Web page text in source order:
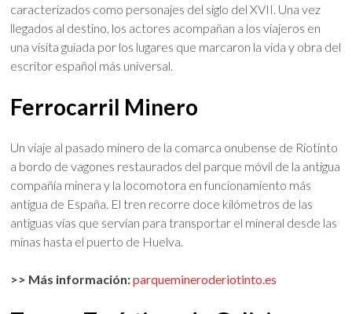
caracterizados como personajes del siglo del XVII. Una vez
llegados al destino, los actores acompañan a los viajeros en
una visita guiada por los lugares que marcaron la vida y obra del
escritor español más universal.
Ferrocarril Minero
Un viaje al pasado minero de la comarca onubense de Riotinto
a bordo de vagones restaurados del parque móvil de la antigua
compañía minera y la locomotora en funcionamiento más
antigua de España. El tren recorre doce kilómetros de las
antiguas vías que servían para transportar el mineral desde las
minas hasta el puerto de Huelva.
>> Más información:parquemineroderiotinto.es